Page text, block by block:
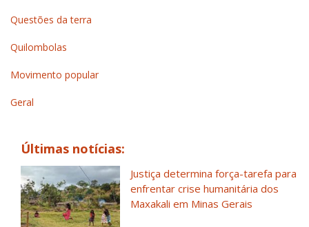
Questões da terra
Quilombolas
Movimento popular
Geral
Últimas notícias:
Justiça determina força-tarefa para
enfrentar crise humanitária dos
Maxakali em Minas Gerais